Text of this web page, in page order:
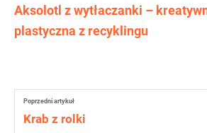
Aksolotl z wytłaczanki –
plastyczna z recyklingu
Poprzedni artykuł
Krab z rolki